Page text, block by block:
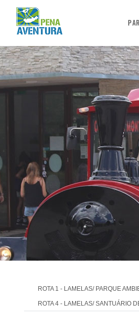
ROTA 1 - LAMELAS/ PARQUE
ROTA 4 - LAMELAS/ SANTUÁRIO